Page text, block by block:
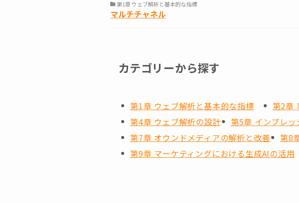
第1章 ウェブ解析と基本的な指標
マルチチャネル
カテゴリーから探す
第1章 ウェブ解析と基本的な指標 第2章
第4章 ウェブ解析の設計
第5章 インプレ
第7章 オウンドメディアの解析と改善
第8
第9章 マーケティングにおける生成AIの活用